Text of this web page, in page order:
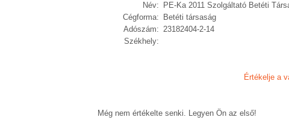
Név:
PE-Ka 2011 Szolgáltató Betéti
Cégforma:
Betéti társaság
Adószám: 23182404-2-14
Székhely:
Értékelje a
Még nem értékelte senki. Legyen Ön az első!